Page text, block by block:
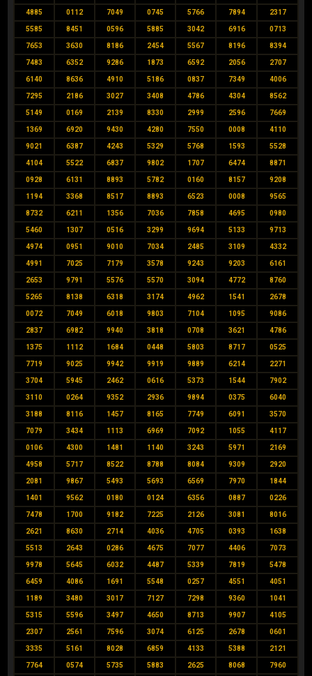
4885 0112 7049 0745 5766 7894 2317
5585 8451 0596 5885 3042 6916 0713
7653 3630 8186 2454 5567 8196 8394
7483 6352 9286 1873 6592 2056 2707
6140 8636 4910 5186 0837 7349 4006
7295 2186 3027 3408 4786 4304 8562
5149 0169 2139 8330 2999 2596 7669
1369 6920 9430 4280 7550 0008 4110
9021 6387 4243 5329 5768 1593 5528
4104 5522 6837 9802 1707 6474 8871
0928 6131 8893 5782 0160 8157 9208
1194 3368 8517 8893 6523 0008 9565
8732 6211 1356 7036 7858 4695 0980
5460 1307 0516 3299 9694 5133 9713
4974 0951 9010 7034 2485 3109 4332
4991 7025 7179 3578 9243 9203 6161
2653 9791 5576 5570 3094 4772 8760
5265 8138 6318 3174 4962 1541 2678
0072 7049 6018 9803 7104 1095 9086
2837 6982 9940 3818 0708 3621 4786
1375 1112 1684 0448 5803 8717 0525
7719 9025 9942 9919 9889 6214 2271
3704 5945 2462 0616 5373 1544 7902
3110 0264 9352 2936 9894 0375 6040
3188 8116 1457 8165 7749 6091 3570
7079 3434 1113 6969 7092 1055 4117
0106 4300 1481 1140 3243 5971 2169
4958 5717 8522 8788 8084 9309 2920
2081 9867 5493 5693 6569 7970 1844
1401 9562 0180 0124 6356 0887 0226
7478 1700 9182 7225 2126 3081 8016
2621 8630 2714 4036 4705 0393 1638
5513 2643 0286 4675 7077 4406 7073
9978 5645 6032 4487 5339 7819 5478
6459 4086 1691 5548 0257 4551 4051
1189 3480 3017 7127 7298 9360 1041
5315 5596 3497 4650 8713 9907 4105
2307 2561 7596 3074 6125 2678 0601
3335 5161 8028 6859 4133 5388 2121
7764 0574 5735 5883 2625 8068 7960